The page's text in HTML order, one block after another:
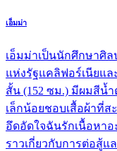
เอ็มม่า
เอ็มม่าเป็นนักศึกษาศิล
แห่งรัฐแคลิฟอร์เนียแล
สั้น (152 ซม.) มีผมสีน้
เล็กน้อยชอบเสื้อผ้าที่
อึดอัดใจฉันรักเนื้อหาอ
ราวเกี่ยวกับการต่อสู้แ